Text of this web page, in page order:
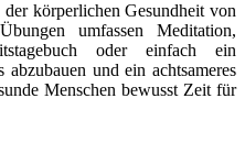
körperlichen Gesundheit von
umfassen Meditation,
oder einfach ein
und ein achtsameres
Menschen bewusst Zeit für